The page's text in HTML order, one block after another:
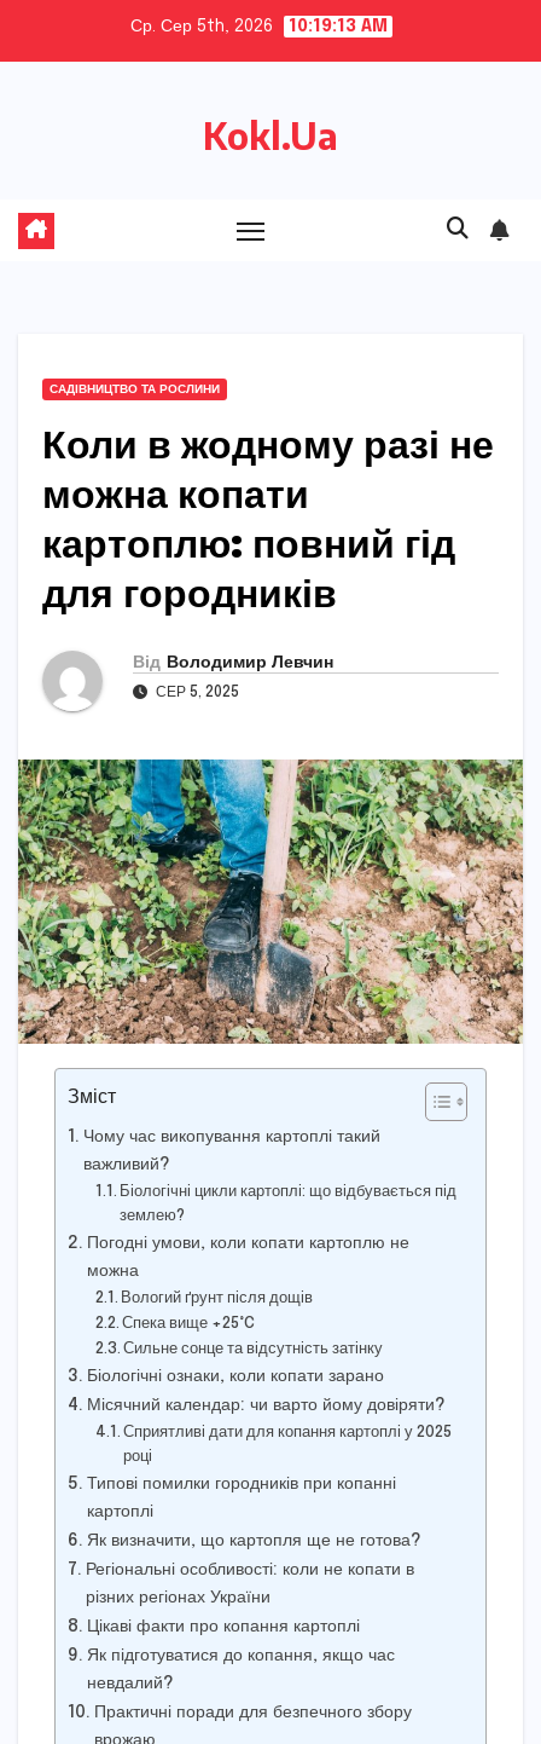
Ср. Сер 5th, 2026 10:19:14 AM
Kokl.Ua
САДІВНИЦТВО ТА РОСЛИНИ
Коли в жодному разі не
можна копати
картоплю: повний гід
для городників
Від Володимир Левчин
СЕР 5, 2025
Зміст
Чому час викопування картоплі такий
важливий?
Біологічні цикли картоплі: що відбувається під
землею?
Погодні умови, коли копати картоплю не
можна
Вологий ґрунт після дощів
Спека вище +25°C
Сильне сонце та відсутність затінку
Біологічні ознаки, коли копати зарано
Місячний календар: чи варто йому довіряти?
Сприятливі дати для копання картоплі у 2025
році
Типові помилки городників при копанні
картоплі
Як визначити, що картопля ще не готова?
Регіональні особливості: коли не копати в
різних регіонах України
Цікаві факти про копання картоплі
Як підготуватися до копання, якщо час
невдалий?
Практичні поради для безпечного збору
врожаю